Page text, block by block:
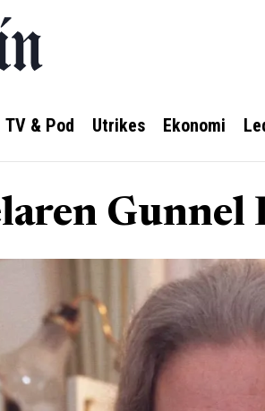
TV & Pod Utrikes Ekonomi